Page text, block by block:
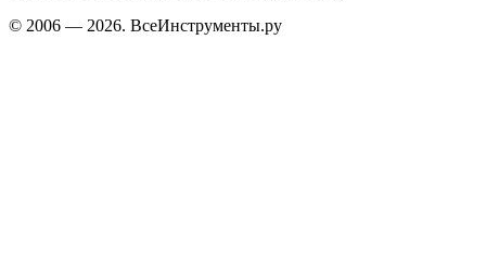
© 2006 — 2026. ВсеИнструменты.ру